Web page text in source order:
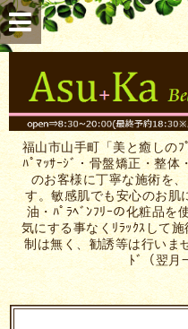
福山市山手町「美と癒しのﾌ
ﾊﾟﾏｯｻｰｼﾞ・骨盤矯正・整
のお客様に丁寧な施術を
す。敏感肌でも安心のお肌
油・ﾊﾟﾗﾍﾞﾝﾌﾘｰの化粧品を
気にする事なくﾘﾗｯｸｽして
制は無く、勧誘等は行いま
ﾄﾞ（翌月